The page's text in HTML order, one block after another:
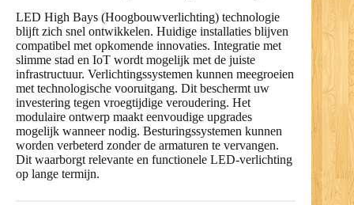
LED High Bays (Hoogbouwverlichting) technologie
blijft zich snel ontwikkelen. Huidige installaties blijven
compatibel met opkomende innovaties. Integratie met
slimme stad en IoT wordt mogelijk met de juiste
infrastructuur. Verlichtingssystemen kunnen meegroeien
met technologische vooruitgang. Dit beschermt uw
investering tegen vroegtijdige veroudering. Het
modulaire ontwerp maakt eenvoudige upgrades
mogelijk wanneer nodig. Besturingssystemen kunnen
worden verbeterd zonder de armaturen te vervangen.
Dit waarborgt relevante en functionele LED-verlichting
op lange termijn.